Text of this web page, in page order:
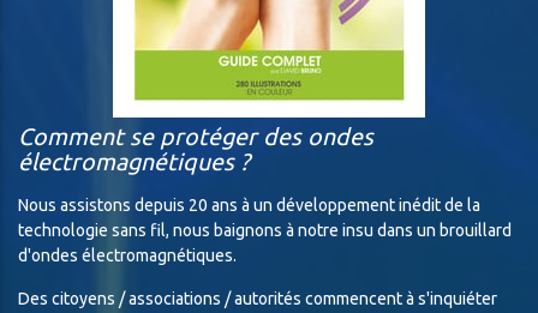
Comment se protéger des ondes
électromagnétiques ?
Nous assistons depuis 20 ans à un développement inédit de la
technologie sans fil, nous baignons à notre insu dans un brouillard
d'ondes électromagnétiques.
Des citoyens / associations / autorités commencent à s'inquiéter